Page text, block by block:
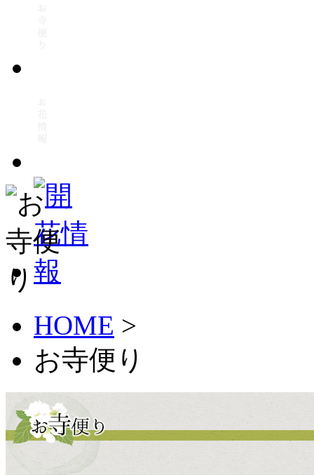
HOME >
お寺便り